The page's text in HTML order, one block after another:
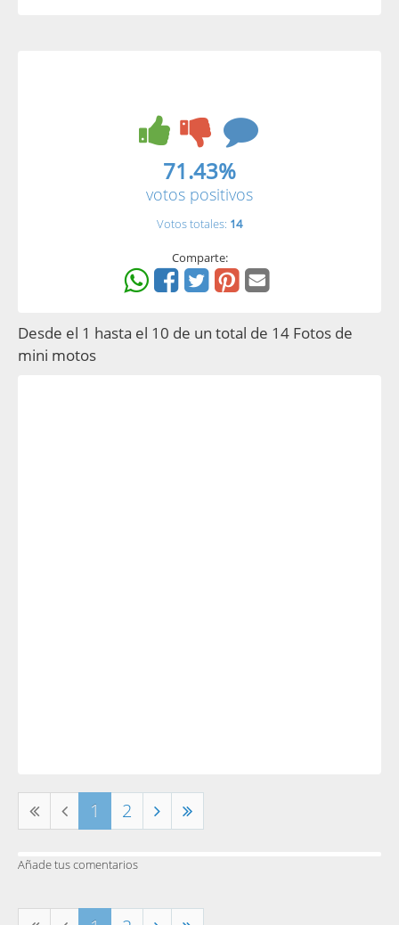
71.43%
votos positivos
Votos totales: 14
Comparte:
Desde el 1 hasta el 10 de un total de 14 Fotos de
mini motos
1 2
Añade tus comentarios